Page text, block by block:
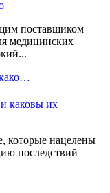
поставщиком
медицинских
которые нацелены
последствий